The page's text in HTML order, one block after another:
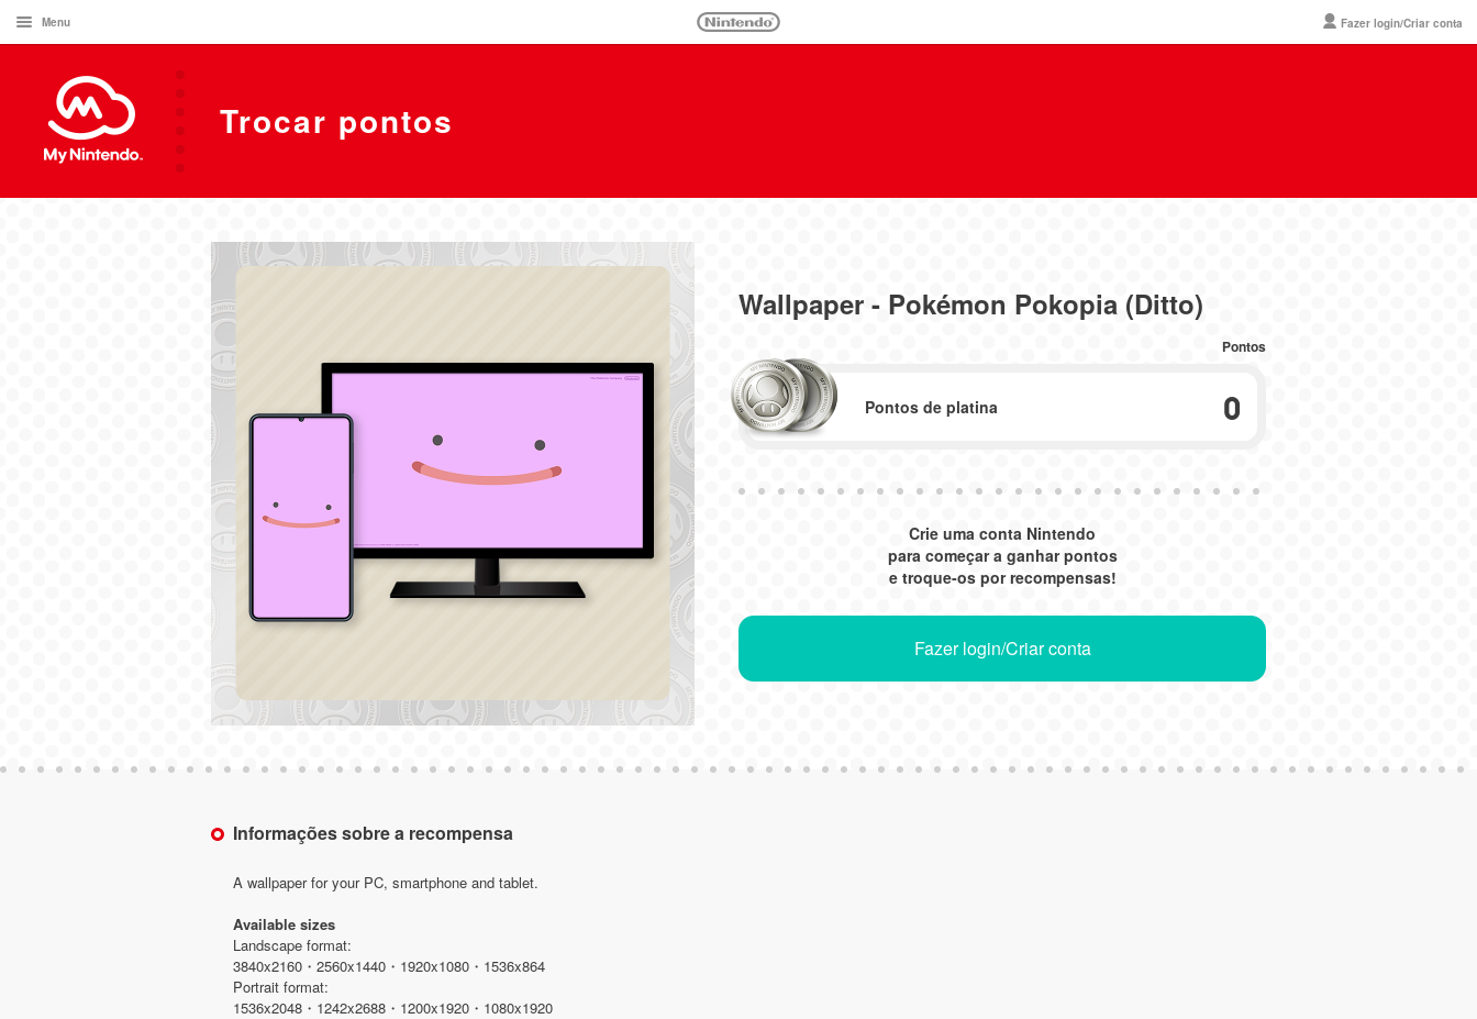
Menu Fazer login/Criar conta
Trocar pontos
Wallpaper - Pokémon Pokopia (Ditto)
Pontos
Pontos de platina 0
Crie uma conta Nintendo
para começar a ganhar pontos
e troque-os por recompensas!
Fazer login/Criar conta
Informações sobre a recompensa
A wallpaper for your PC, smartphone and tablet.
Available sizes
Landscape format:
3840x2160・2560x1440・1920x1080・1536x864
Portrait format:
1536x2048・1242x2688・1200x1920・1080x1920